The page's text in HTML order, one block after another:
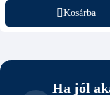
Kosárba
Ha jól